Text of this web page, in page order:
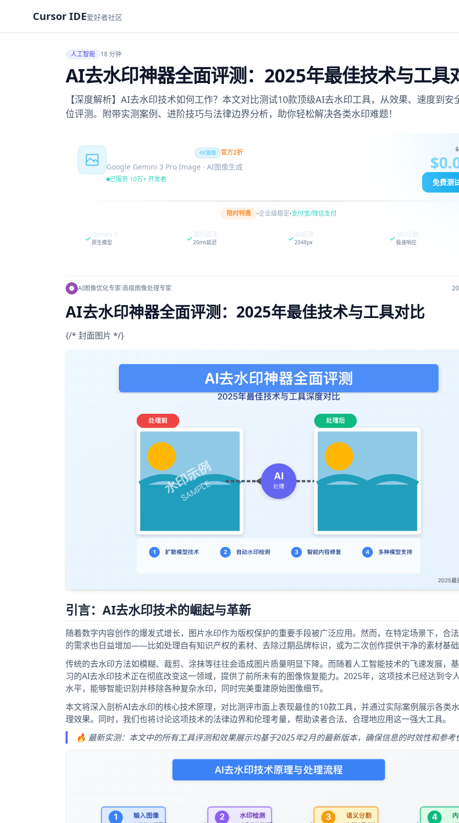
Cursor IDE爱好者社区
人工智能 18 分钟
AI去水印神器全面评测：2025年最佳技术与工具
【深度解析】AI去水印技术如何工作？本文对比测试10款顶级AI去水印工具，从效果、速度到安
位评测。附带实测案例、进阶技巧与法律边界分析，助你轻松解决各类水印难题！
4K图像 官方2折
Google Gemini 3 Pro Image · AI图像生成
已服务 10万+ 开发者
免费测
限时特惠 ·企业级稳定·支付宝/微信支付
Gemini 3
原生模型
国内直连
20ms延迟
4K超清
2048px
30s出图
极速响应
AI图像优化专家·高级图像处理专家
AI去水印神器全面评测：2025年最佳技术与工具对比
{/* 封面图片 */}
引言：AI去水印技术的崛起与革新
随着数字内容创作的爆发式增长，图片水印作为版权保护的重要手段被广泛应用。然而，在特定场景下，合
的需求也日益增加——比如处理自有知识产权的素材、去除过期品牌标识，或为二次创作提供干净的素材基础
传统的去水印方法如模糊、裁剪、涂抹等往往会造成图片质量明显下降。而随着人工智能技术的飞速发展，
习的AI去水印技术正在彻底改变这一领域，提供了前所未有的图像恢复能力。2025年，这项技术已经达到令
水平，能够智能识别并移除各种复杂水印，同时完美重建原始图像细节。
本文将深入剖析AI去水印的核心技术原理，对比测评市面上表现最佳的10款工具，并通过实际案例展示各类
理效果。同时，我们也将讨论这项技术的法律边界和伦理考量，帮助读者合法、合理地应用这一强大工具。
🔥 最新实测：本文中的所有工具评测和效果展示均基于2025年2月的最新版本，确保信息的时效性和参考